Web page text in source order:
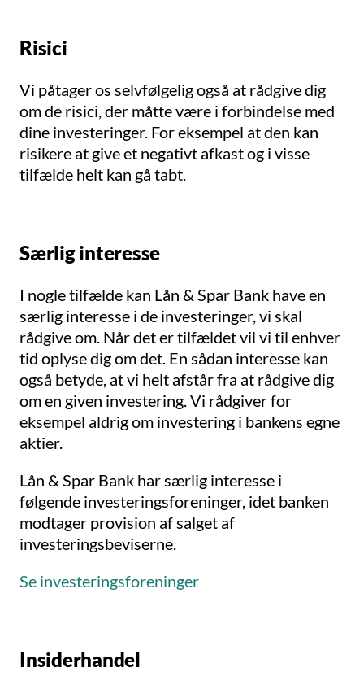
Risici
Vi påtager os selvfølgelig også at rådgive dig
om de risici, der måtte være i forbindelse med
dine investeringer. For eksempel at den kan
risikere at give et negativt afkast og i visse
tilfælde helt kan gå tabt.
Særlig interesse
I nogle tilfælde kan Lån & Spar Bank have en
særlig interesse i de investeringer, vi skal
rådgive om. Når det er tilfældet vil vi til enhver
tid oplyse dig om det. En sådan interesse kan
også betyde, at vi helt afstår fra at rådgive dig
om en given investering. Vi rådgiver for
eksempel aldrig om investering i bankens egne
aktier.
Lån & Spar Bank har særlig interesse i
følgende investeringsforeninger, idet banken
modtager provision af salget af
investeringsbeviserne.
Se investeringsforeninger
Insiderhandel